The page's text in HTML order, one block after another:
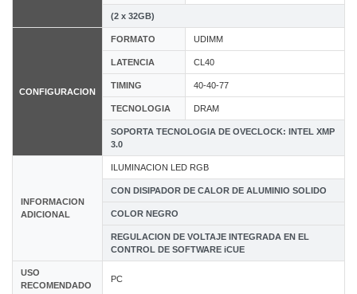
(2 x 32GB)
CONFIGURACION
FORMATO UDIMM
LATENCIA CL40
TIMING 40-40-77
TECNOLOGIA DRAM
SOPORTA TECNOLOGIA DE OVECLOCK: INTEL XMP
3.0
INFORMACION
ADICIONAL
ILUMINACION LED RGB
CON DISIPADOR DE CALOR DE ALUMINIO SOLIDO
COLOR NEGRO
REGULACION DE VOLTAJE INTEGRADA EN EL
CONTROL DE SOFTWARE iCUE
USO
RECOMENDADO
PC